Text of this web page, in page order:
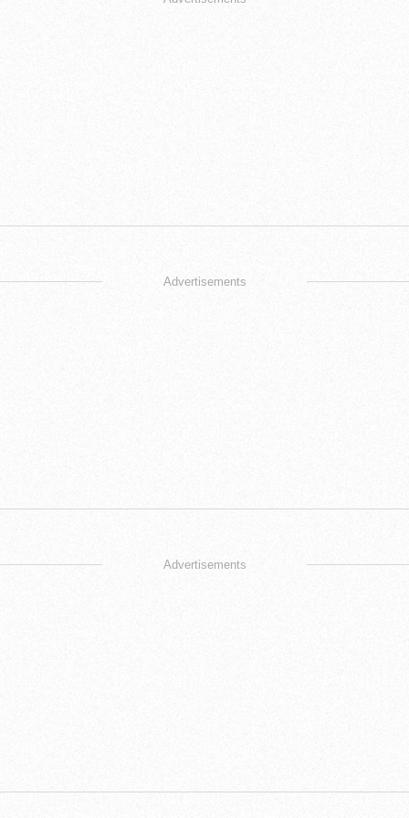
Advertisements
Advertisements